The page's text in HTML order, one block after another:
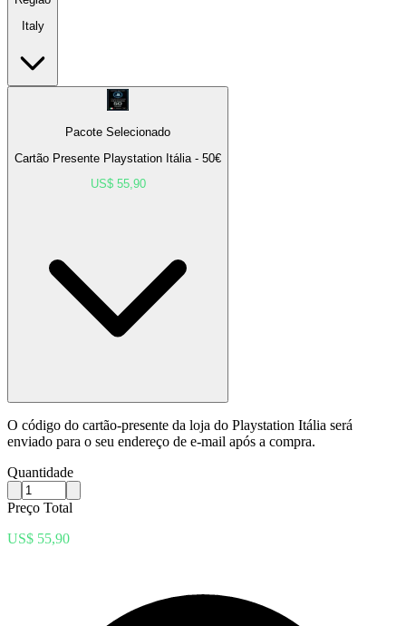
Italy
Pacote Selecionado
Cartão Presente Playstation Itália - 50€
US$ 55,90
O código do cartão-presente da loja do Playstation Itália será
enviado para o seu endereço de e-mail após a compra.
Quantidade
Preço Total
US$ 55,90